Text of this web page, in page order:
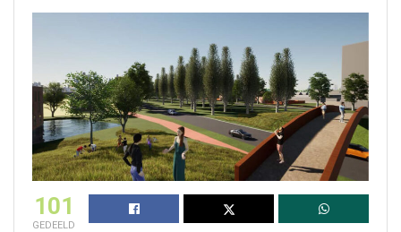
101
GEDEELD